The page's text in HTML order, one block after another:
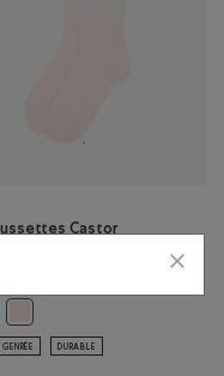
ROUGE SAUGE Couleur
Castor
DURABLE